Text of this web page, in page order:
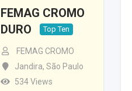
FEMAG CROMO
DURO
Top Ten
FEMAG CROMO
Jandira, São Paulo
534 Views